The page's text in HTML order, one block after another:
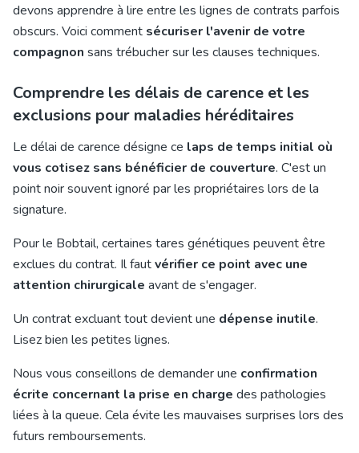
devons apprendre à lire entre les lignes de contrats parfois
obscurs. Voici comment sécuriser l'avenir de votre
compagnon sans trébucher sur les clauses techniques.
Comprendre les délais de carence et les
exclusions pour maladies héréditaires
Le délai de carence désigne ce laps de temps initial où
vous cotisez sans bénéficier de couverture. C'est un
point noir souvent ignoré par les propriétaires lors de la
signature.
Pour le Bobtail, certaines tares génétiques peuvent être
exclues du contrat. Il fautvérifier ce point avec une
attention chirurgicale avant de s'engager.
Un contrat excluant tout devient une dépense inutile.
Lisez bien les petites lignes.
Nous vous conseillons de demander une confirmation
écrite concernant la prise en charge des pathologies
liées à la queue. Cela évite les mauvaises surprises lors des
futurs remboursements.